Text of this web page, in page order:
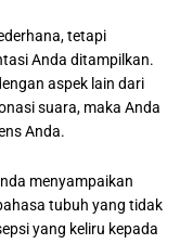
tetapi
Anda ditampilkan.
aspek lain dari
suara, maka Anda
Anda.
menyampaikan
tubuh yang tidak
yang keliru kepada